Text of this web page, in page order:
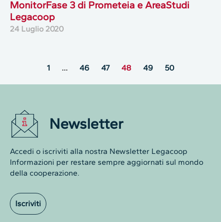
MonitorFase 3 di Prometeia e AreaStudi
Legacoop
24 Luglio 2020
1 … 46 47 48 49 50
Newsletter
Accedi o iscriviti alla nostra Newsletter Legacoop
Informazioni per restare sempre aggiornati sul mondo
della cooperazione.
Iscriviti